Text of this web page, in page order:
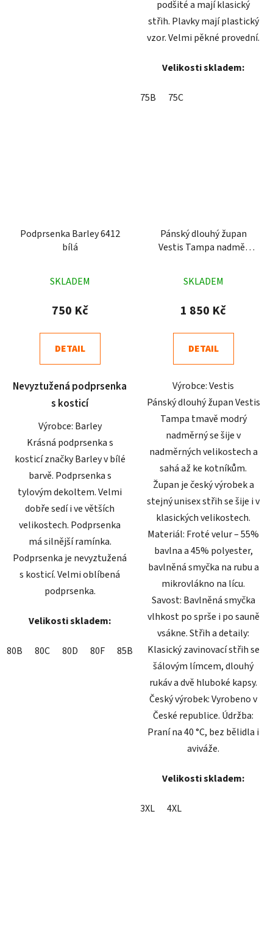
podšité a mají klasický
střih. Plavky mají plastický
vzor. Velmi pěkné provední.
Velikosti skladem:
75B 75C
Podprsenka Barley 6412
bílá
hodnocení
produktu
5,0
z
hvězdiček.
SKLADEM
750 Kč
DETAIL
Nevyztužená podprsenka
s kosticí
Výrobce: Barley
Krásná podprsenka s
kosticí značky Barley v bílé
barvě. Podprsenka s
tylovým dekoltem. Velmi
dobře sedí i ve větších
velikostech. Podprsenka
má silnější ramínka.
Podprsenka je nevyztužená
s kosticí. Velmi oblíbená
podprsenka.
Velikosti skladem:
80B 80C 80D 80F 85B 85D 85E 90B 90C 90D
Pánský dlouhý župan
Vestis Tampa nadměr
hodnocení
produktu
4,3
z
hvězdiček.
SKLADEM
1 850 Kč
DETAIL
Výrobce: Vestis
Pánský dlouhý župan Vestis
Tampa tmavě modrý
nadměrný se šije v
nadměrných velikostech a
sahá až ke kotníkům.
Župan je český výrobek a
stejný unisex střih se šije i v
klasických velikostech.
Materiál: Froté velur – 55%
bavlna a 45% polyester,
bavlněná smyčka na rubu a
mikrovlákno na lícu.
Savost: Bavlněná smyčka
vlhkost po sprše i po sauně
vsákne. Střih a detaily:
Klasický zavinovací střih se
šálovým límcem, dlouhý
rukáv a dvě hluboké kapsy.
Český výrobek: Vyrobeno v
České republice. Údržba:
Praní na 40 °C, bez bělidla i
aviváže.
Velikosti skladem:
3XL 4XL